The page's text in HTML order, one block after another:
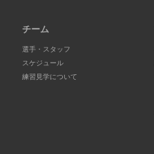
チーム
選手・スタッフ
スケジュール
練習見学について